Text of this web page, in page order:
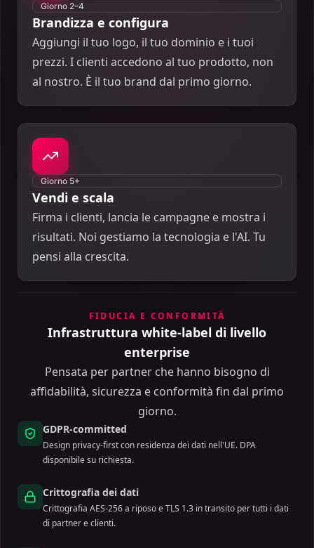
Giorno 2–4
Brandizza e configura
Aggiungi il tuo logo, il tuo dominio e i tuoi
prezzi. I clienti accedono al tuo prodotto, non
al nostro. È il tuo brand dal primo giorno.
Giorno 5+
Vendi e scala
Firma i clienti, lancia le campagne e mostra i
risultati. Noi gestiamo la tecnologia e l'AI. Tu
pensi alla crescita.
FIDUCIA E CONFORMITÀ
Infrastruttura white-label di livello
enterprise
Pensata per partner che hanno bisogno di
affidabilità, sicurezza e conformità fin dal primo
giorno.
GDPR-committed
Design privacy-first con residenza dei dati nell'UE. DPA
disponibile su richiesta.
Crittografia dei dati
Crittografia AES-256 a riposo e TLS 1.3 in transito per tutti i dati
di partner e clienti.